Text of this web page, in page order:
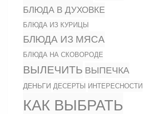
БЛЮДА В ДУХОВКЕ
БЛЮДА ИЗ КУРИЦЫ
БЛЮДА ИЗ МЯСА
БЛЮДА НА СКОВОРОДЕ
ВЫЛЕЧИТЬ ВЫПЕЧКА
ДЕНЬГИ ДЕСЕРТЫ ИНТЕРЕСНОСТИ
КАК ВЫБРАТЬ